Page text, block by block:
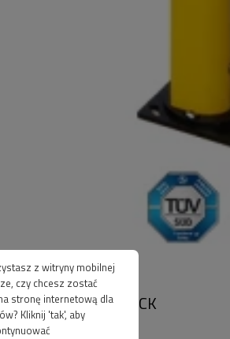
obszaru｜DADISICK
z witryny mobilnej
czy chcesz zostać
stronę internetową dla
Kliknij 'tak', aby